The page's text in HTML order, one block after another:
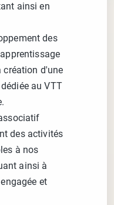
ainsi en
des
d'une
au VTT
des activités
à nos
ainsi à
et